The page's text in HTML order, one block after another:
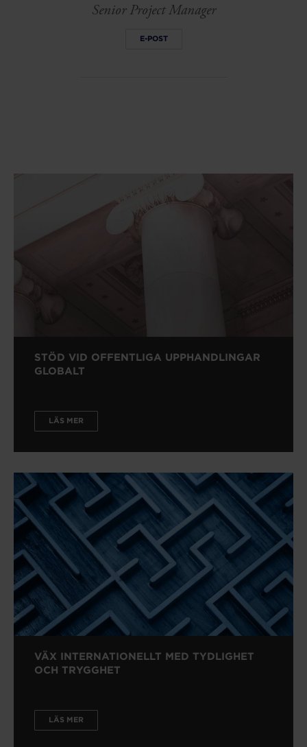
Senior Project Manager
E-POST
STÖD VID OFFENTLIGA UPPHANDLINGAR
GLOBALT
LÄS MER
VÄX INTERNATIONELLT MED TYDLIGHET
OCH TRYGGHET
LÄS MER